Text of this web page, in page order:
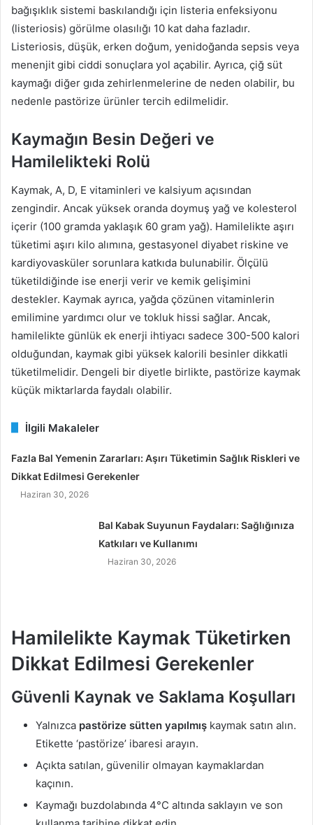
bağışıklık sistemi baskılandığı için listeria enfeksiyonu
(listeriosis) görülme olasılığı 10 kat daha fazladır.
Listeriosis, düşük, erken doğum, yenidoğanda sepsis veya
menenjit gibi ciddi sonuçlara yol açabilir. Ayrıca, çiğ süt
kaymağı diğer gıda zehirlenmelerine de neden olabilir, bu
nedenle pastörize ürünler tercih edilmelidir.
Kaymağın Besin Değeri ve
Hamilelikteki Rolü
Kaymak, A, D, E vitaminleri ve kalsiyum açısından
zengindir. Ancak yüksek oranda doymuş yağ ve kolesterol
içerir (100 gramda yaklaşık 60 gram yağ). Hamilelikte aşırı
tüketimi aşırı kilo alımına, gestasyonel diyabet riskine ve
kardiyovasküler sorunlara katkıda bulunabilir. Ölçülü
tüketildiğinde ise enerji verir ve kemik gelişimini
destekler. Kaymak ayrıca, yağda çözünen vitaminlerin
emilimine yardımcı olur ve tokluk hissi sağlar. Ancak,
hamilelikte günlük ek enerji ihtiyacı sadece 300-500 kalori
olduğundan, kaymak gibi yüksek kalorili besinler dikkatli
tüketilmelidir. Dengeli bir diyetle birlikte, pastörize kaymak
küçük miktarlarda faydalı olabilir.
İlgili Makaleler
Fazla Bal Yemenin Zararları: Aşırı Tüketimin Sağlık Riskleri ve
Dikkat Edilmesi Gerekenler
Haziran 30, 2026
Bal Kabak Suyunun Faydaları: Sağlığınıza
Katkıları ve Kullanımı
Haziran 30, 2026
Hamilelikte Kaymak Tüketirken
Dikkat Edilmesi Gerekenler
Güvenli Kaynak ve Saklama Koşulları
Yalnızca pastörize sütten yapılmış kaymak satın alın.
Etikette ‘pastörize’ ibaresi arayın.
Açıkta satılan, güvenilir olmayan kaymaklardan
kaçının.
Kaymağı buzdolabında 4°C altında saklayın ve son